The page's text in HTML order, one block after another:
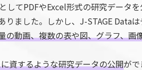
てPDFやExcel形式の研究データ
ました。しかし、J-STAGE Dataは
の動画、複数の表や図、グラフ、
資するような研究データの公開がで